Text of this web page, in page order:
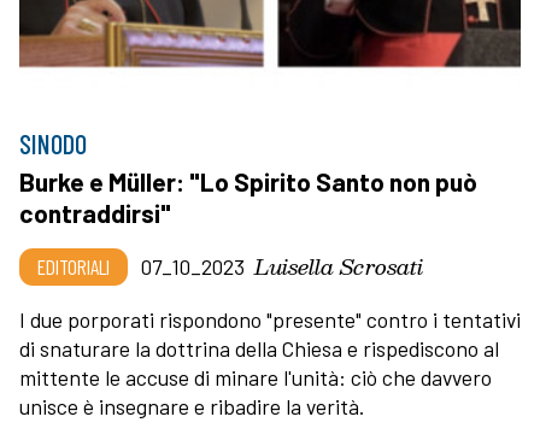
SINODO
Burke e Müller: "Lo Spirito Santo non può
contraddirsi"
EDITORIALI 07_10_2023 Luisella Scrosati
I due porporati rispondono "presente" contro i tentativi
di snaturare la dottrina della Chiesa e rispediscono al
mittente le accuse di minare l'unità: ciò che davvero
unisce è insegnare e ribadire la verità.